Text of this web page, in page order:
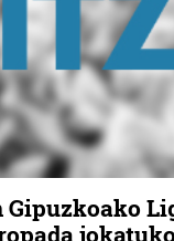
Gipuzkoako